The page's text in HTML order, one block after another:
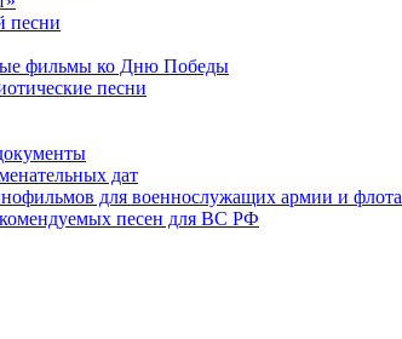
песни
фильмы ко Дню Победы
песни
дат
для военнослужащих армии и флота
песен для ВС РФ